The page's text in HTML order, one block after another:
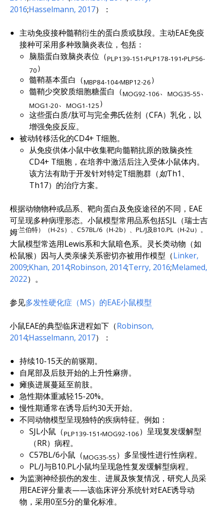
2016;Hasselmann, 2017）：
主动免疫接种髓鞘衍生的蛋白质或肽段。主动EAE免疫
接种可采用多种致脑炎表位，包括：
脑脂蛋白致脑炎表位（PLP139-151 ,PLP178-191 ,PLP56-
70）
髓鞘基本蛋白（MBP84-104,MBP12-26）
髓鞘少突胶质细胞糖蛋白（MOG92-106、 MOG35-55、
MOG1-20、 MOG1-125）
这些蛋白质/肽可与完全弗氏佐剂（CFA）乳化，以
增强免疫反应。
被动转移活化的CD4+ T细胞。
从免疫供体小鼠中收集靶向髓鞘抗原的致脑炎性
CD4+ T细胞，在培养中激活后注入受体小鼠体内。
该方法有助于开发针对特定T细胞群（如Th1、
Th17）的治疗方案。
根据动物物种或品系、靶向蛋白及免疫途径的不同，EAE
可呈现多种病理形态。小鼠模型常用品系包括SJL（瑞士吉
姆·兰伯特）（H-2s）、C57BL/6（H-2b）、PL/J及B10.PL（H-2u）。
大鼠模型常选用Lewis系和大鼠暗色系。灵长类动物（如
松鼠猴）因与人类亲缘关系密切亦被用作模型（Linker,
2009;Khan, 2014;Robinson, 2014;Terry, 2016;Melamed,
2022）。
参见多发性硬化症（MS）的EAE小鼠模型
小鼠EAE的典型临床进程如下（Robinson,
2014;Hasselmann, 2017）：
持续10-15天的前驱期。
自尾部及后肢开始的上升性麻痹。
瘫痪进展蔓延至前肢。
急性期体重减轻15-20%。
慢性期通常在诱导后约30天开始。
不同动物模型呈现独特的疾病特征。例如：
SJL小鼠（PLP139-151 ,MOG92-106）呈现复发缓解型
（RR）病程。
C57BL/6小鼠（MOG35-55）多呈慢性进行性病程。
PL/J与B10.PL小鼠均呈现急性复发缓解型病程。
为监测神经损伤的发生、进展及恢复情况，研究人员采
用EAE评分量表——该临床评分系统针对EAE诱导动
物，采用0至5分的量化标准。